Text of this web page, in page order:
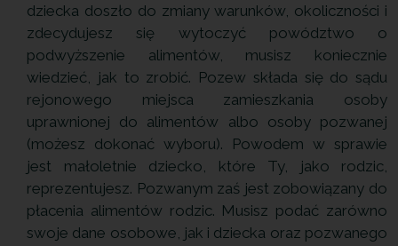
dziecka doszło do zmiany warunków, okoliczności i
zdecydujesz się wytoczyć powództwo o
podwyższenie alimentów, musisz koniecznie
wiedzieć, jak to zrobić. Pozew składa się do sądu
rejonowego miejsca zamieszkania osoby
uprawnionej do alimentów albo osoby pozwanej
(możesz dokonać wyboru). Powodem w sprawie
jest małoletnie dziecko, które Ty, jako rodzic,
reprezentujesz. Pozwanym zaś jest zobowiązany do
płacenia alimentów rodzic. Musisz podać zarówno
swoje dane osobowe, jak i dziecka oraz pozwanego